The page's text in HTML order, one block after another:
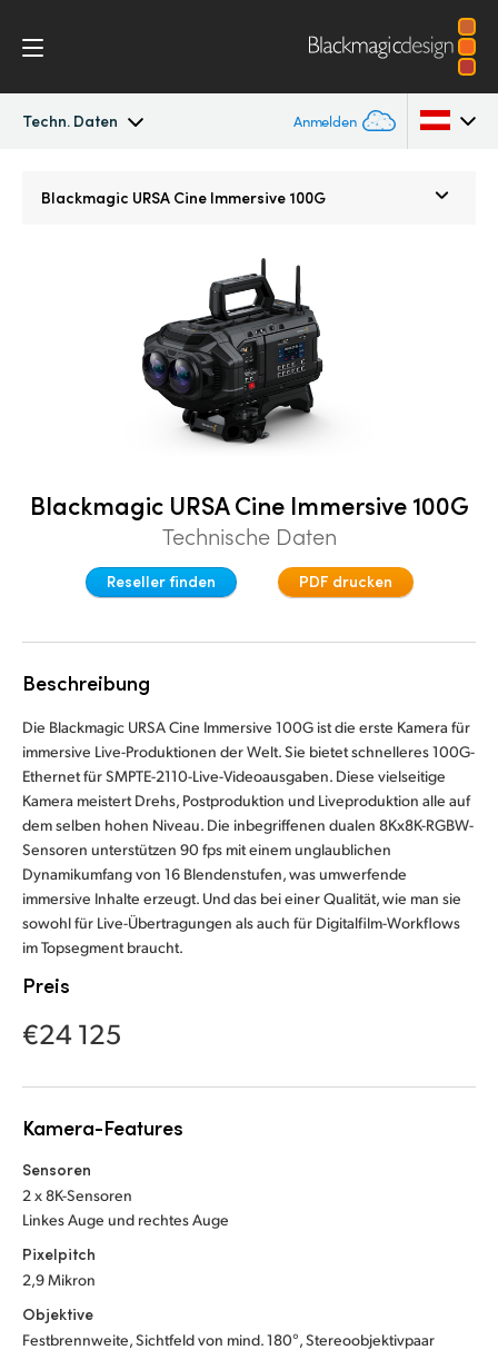
Techn. Daten Anmelden
Finland
France
Italy
Japan
Korea
Mexico
Malaysia
New Zealand
Norway
Poland
South Africa
Spain
Blackmagic URSA Cine Immersive 100G
Blackmagic URSA Cine Immersive 100G
Technische Daten
Reseller finden PDF drucken
Beschreibung
Die Blackmagic URSA Cine Immersive 100G ist die erste Kamera für
immersive Live-Produktionen der Welt. Sie bietet schnelleres 100G-
Ethernet für SMPTE-2110-Live-Videoausgaben. Diese vielseitige
Kamera meistert Drehs, Postproduktion und Liveproduktion alle auf
dem selben hohen Niveau. Die inbegriffenen dualen 8Kx8K-RGBW-
Sensoren unterstützen 90 fps mit einem unglaublichen
Dynamikumfang von 16 Blendenstufen, was umwerfende
immersive Inhalte erzeugt. Und das bei einer Qualität, wie man sie
sowohl für Live-Übertragungen als auch für Digitalfilm-Workflows
im Topsegment braucht.
Preis
€24 125
Kamera-Features
Sensoren
2 x 8K-Sensoren
Linkes Auge und rechtes Auge
Pixelpitch
2,9 Mikron
Objektive
Festbrennweite, Sichtfeld von mind. 180°, Stereoobjektivpaar